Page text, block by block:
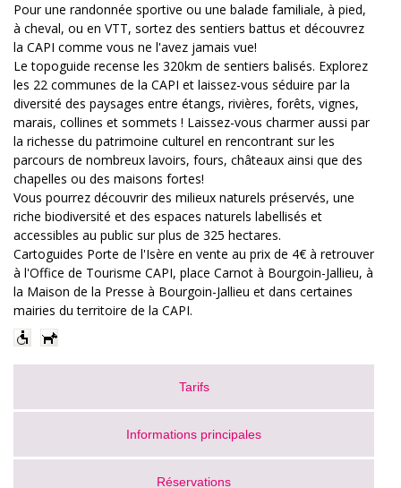
Pour une randonnée sportive ou une balade familiale, à pied,
à cheval, ou en VTT, sortez des sentiers battus et découvrez
la CAPI comme vous ne l'avez jamais vue!
Le topoguide recense les 320km de sentiers balisés. Explorez
les 22 communes de la CAPI et laissez-vous séduire par la
diversité des paysages entre étangs, rivières, forêts, vignes,
marais, collines et sommets ! Laissez-vous charmer aussi par
la richesse du patrimoine culturel en rencontrant sur les
parcours de nombreux lavoirs, fours, châteaux ainsi que des
chapelles ou des maisons fortes!
Vous pourrez découvrir des milieux naturels préservés, une
riche biodiversité et des espaces naturels labellisés et
accessibles au public sur plus de 325 hectares.
Cartoguides Porte de l'Isère en vente au prix de 4€ à retrouver
à l'Office de Tourisme CAPI, place Carnot à Bourgoin-Jallieu, à
la Maison de la Presse à Bourgoin-Jallieu et dans certaines
mairies du territoire de la CAPI.
Tarifs
Informations principales
Réservations